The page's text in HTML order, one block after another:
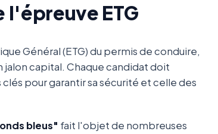
ETG
Général (ETG) du permis de conduire,
jalon capital. Chaque candidat doit
pour garantir sa sécurité et celle des
bleus" fait l'objet de nombreuses